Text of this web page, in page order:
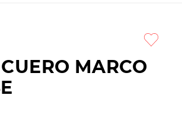
MARCO